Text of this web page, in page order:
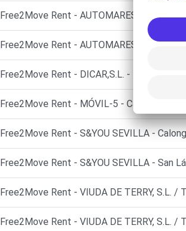
Free2Move Rent - AUTOMARES - Sevilla
Free2Move Rent - AUTOMARES - Sevilla
Free2Move Rent - DICAR,S.L. - Bollullos
Free2Move Rent - MÓVIL-5 - Castilleja de
Free2Move Rent - S&YOU SEVILLA -
Free2Move Rent - S&YOU SEVILLA - San
Free2Move Rent - VIUDA DE TERRY, S.L. /
Free2Move Rent - VIUDA DE TERRY, S.L. /